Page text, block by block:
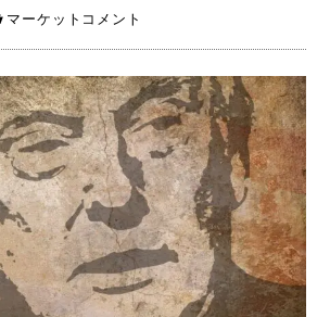
マーケットコメント